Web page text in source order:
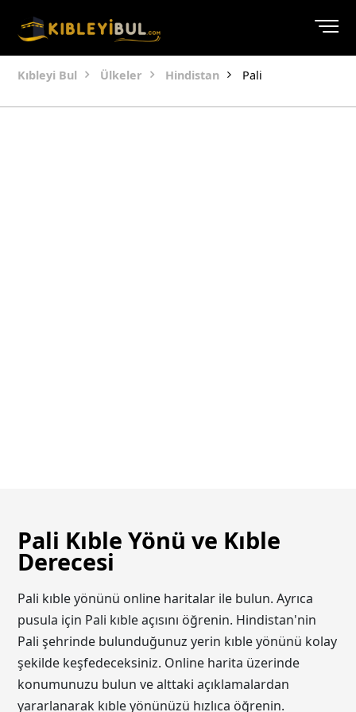
Kıbleyi Bul Ülkeler Hindistan Pali
Pali Kıble Yönü ve Kıble
Derecesi
Pali kıble yönünü online haritalar ile bulun. Ayrıca
pusula için Pali kıble açısını öğrenin. Hindistan'nin
Pali şehrinde bulunduğunuz yerin kıble yönünü kolay
şekilde keşfedeceksiniz. Online harita üzerinde
konumunuzu bulun ve alttaki açıklamalardan
yararlanarak kıble yönünüzü hızlıca öğrenin.